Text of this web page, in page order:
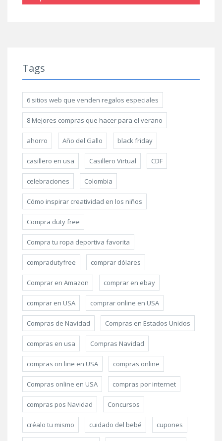
Tags
6 sitios web que venden regalos especiales
8 Mejores compras que hacer para el verano
ahorro Año del Gallo black friday
casillero en usa Casillero Virtual CDF
celebraciones Colombia
Cómo inspirar creatividad en los niños
Compra duty free
Compra tu ropa deportiva favorita
compradutyfree comprar dólares
Comprar en Amazon comprar en ebay
comprar en USA comprar online en USA
Compras de Navidad Compras en Estados Unidos
compras en usa Compras Navidad
compras on line en USA compras online
Compras online en USA compras por internet
compras pos Navidad Concursos
créalo tu mismo cuidado del bebé cupones